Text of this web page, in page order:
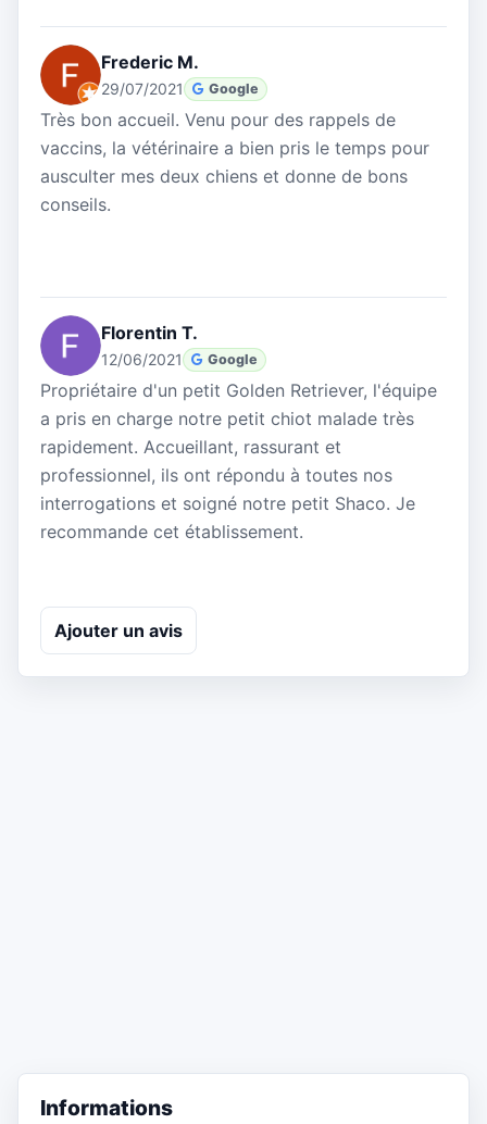
Frederic M.
29/07/2021 Google
Très bon accueil. Venu pour des rappels de
vaccins, la vétérinaire a bien pris le temps pour
ausculter mes deux chiens et donne de bons
conseils.
Florentin T.
12/06/2021 Google
Propriétaire d'un petit Golden Retriever, l'équipe
a pris en charge notre petit chiot malade très
rapidement. Accueillant, rassurant et
professionnel, ils ont répondu à toutes nos
interrogations et soigné notre petit Shaco. Je
recommande cet établissement.
Ajouter un avis
Informations